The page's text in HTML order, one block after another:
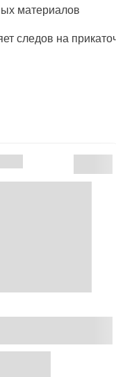
материалов
следов на